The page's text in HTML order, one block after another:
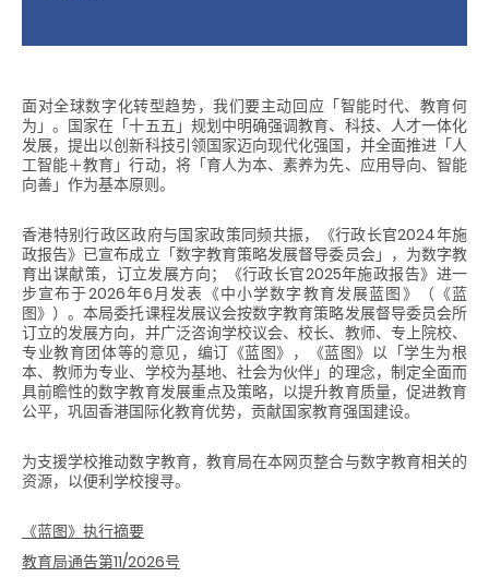
面对全球数字化转型趋势，我们要主动回应「智能时代、教育何
为」。国家在「十五五」规划中明确强调教育、科技、人才一体化
发展，提出以创新科技引领国家迈向现代化强国，并全面推进「人
工智能＋教育」行动，将「育人为本、素养为先、应用导向、智能
向善」作为基本原则。
香港特别行政区政府与国家政策同频共振，《行政长官2024年施
政报告》已宣布成立「数字教育策略发展督导委员会」，为数字教
育出谋献策，订立发展方向；《行政长官2025年施政报告》进一
步宣布于2026年6月发表《中小学数字教育发展蓝图》（《蓝
图》）。本局委托课程发展议会按数字教育策略发展督导委员会所
订立的发展方向，并广泛咨询学校议会、校长、教师、专上院校、
专业教育团体等的意见，编订《蓝图》，《蓝图》以「学生为根
本、教师为专业、学校为基地、社会为伙伴」的理念，制定全面而
具前瞻性的数字教育发展重点及策略，以提升教育质量，促进教育
公平，巩固香港国际化教育优势，贡献国家教育强国建设。
为支援学校推动数字教育，教育局在本网页整合与数字教育相关的
资源，以便利学校搜寻。
《蓝图》执行摘要
教育局通告第11/2026号